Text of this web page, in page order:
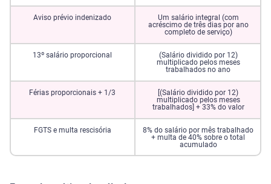
Aviso prévio indenizado
Um salário integral (com
acréscimo de três dias por ano
completo de serviço)
13º salário proporcional
(Salário dividido por 12)
multiplicado pelos meses
trabalhados no ano
Férias proporcionais + 1/3
[(Salário dividido por 12)
multiplicado pelos meses
trabalhados] + 33% do valor
FGTS e multa rescisória
8% do salário por mês trabalhado
+ multa de 40% sobre o total
acumulado